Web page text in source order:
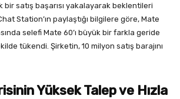
bir satış başarısı yakalayarak beklentileri
Station’ın paylaştığı bilgilere göre, Mate
selefi Mate 60’ı büyük bir farkla geride
tükendi. Şirketin, 10 milyon satış barajını
Yüksek Talep ve Hızla